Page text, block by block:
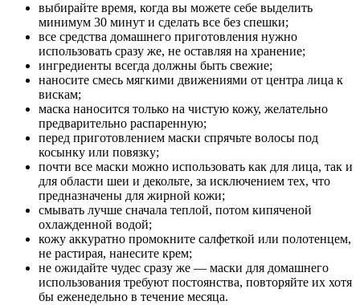
выбирайте время, когда вы можете себе выделить
минимум 30 минут и сделать все без спешки;
все средства домашнего приготовления нужно
использовать сразу же, не оставляя на хранение;
ингредиенты всегда должны быть свежие;
наносите смесь мягкими движениями от центра лица к
вискам;
маска наносится только на чистую кожу, желательно
предварительно распаренную;
перед приготовлением маски спрячьте волосы под
косынку или повязку;
почти все маски можно использовать как для лица, так и
для области шеи и декольте, за исключением тех, что
предназначены для жирной кожи;
смывать лучше сначала теплой, потом кипяченой
охлажденной водой;
кожу аккуратно промокните салфеткой или полотенцем,
не растирая, нанесите крем;
не ожидайте чудес сразу же — маски для домашнего
использования требуют постоянства, повторяйте их хотя
бы еженедельно в течение месяца.